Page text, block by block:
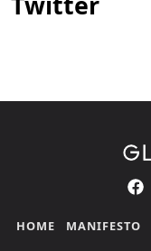
HOME MANIFESTO